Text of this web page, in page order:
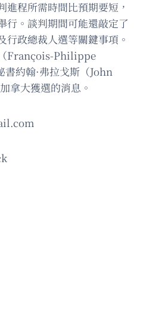
進程所需時間比預期要短，
行。談判期間可能還敲定了
行政總裁人選等關鍵事項。
François-Philippe
約翰·弗拉戈斯（John
拿大獲選的消息。